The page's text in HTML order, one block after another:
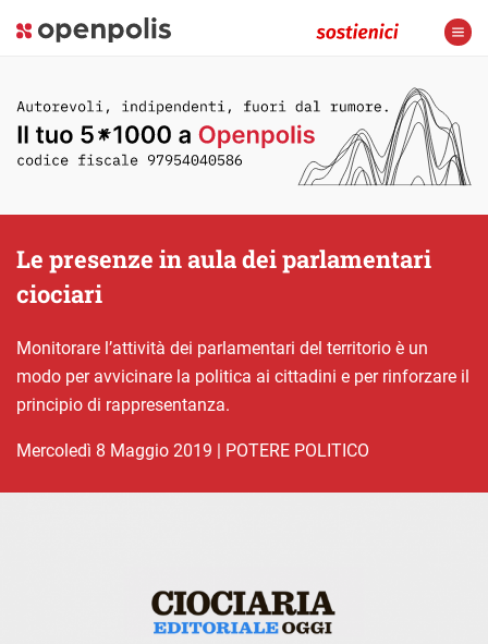
Le presenze in aula dei parlamentari
ciociari
Monitorare l’attività dei parlamentari del territorio è un
modo per avvicinare la politica ai cittadini e per rinforzare il
principio di rappresentanza.
mercoledì 8 Maggio 2019 | POTERE POLITICO